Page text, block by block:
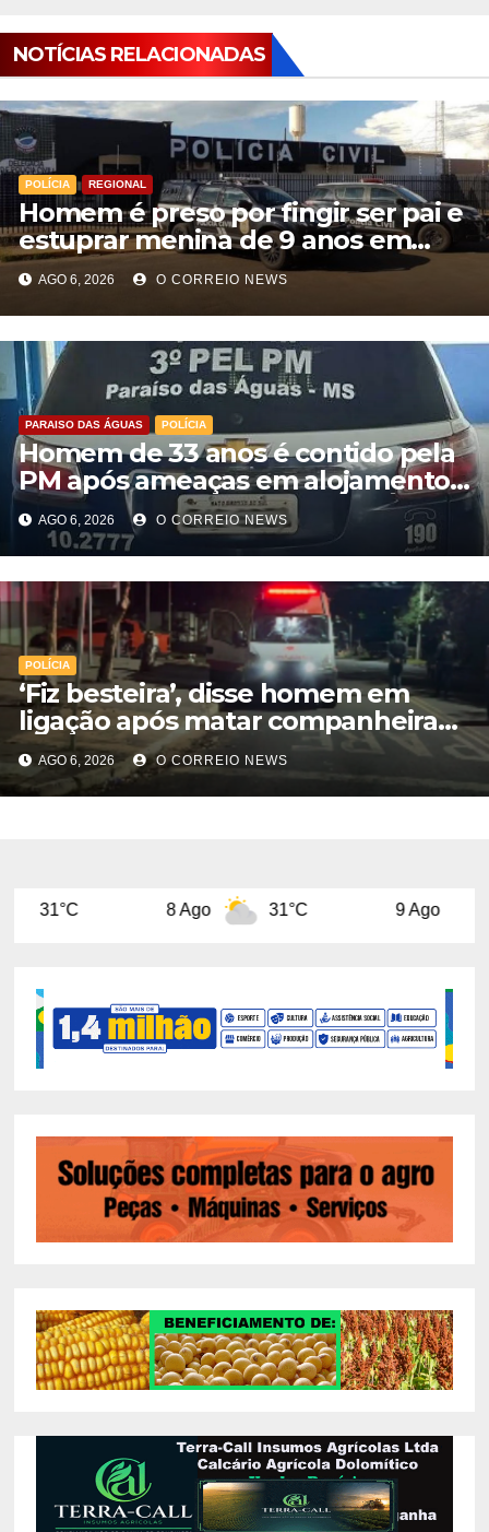
NOTÍCIAS RELACIONADAS
POLÍCIA REGIONAL
Homem é preso por fingir ser pai e
estuprar menina de 9 anos em
Aparecida do Taboado
AGO 6, 2026 O CORREIO NEWS
PARAISO DAS ÁGUAS POLÍCIA
Homem de 33 anos é contido pela
PM após ameaças em alojamento
de empresa em Paraíso das Águas
AGO 6, 2026 O CORREIO NEWS
POLÍCIA
‘Fiz besteira’, disse homem em
ligação após matar companheira
com facadas nas costas em Rio
Verde
AGO 6, 2026 O CORREIO NEWS
8 Ago 31°C 9 Ago 31°C